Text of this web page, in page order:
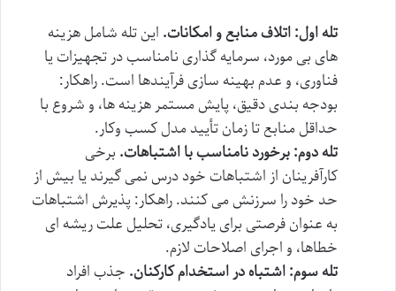
تله اول: اتلاف منابع و امکانات. این تله شامل هزینه
های بی مورد، سرمایه گذاری نامناسب در تجهیزات یا
فناوری، و عدم بهینه سازی فرآیندها است. راهکار:
بودجه بندی دقیق، پایش مستمر هزینه ها، و شروع با
حداقل منابع تا زمان تأیید مدل کسب وکار.
تله دوم: برخورد نامناسب با اشتباهات. برخی
کارآفرینان از اشتباهات خود درس نمی گیرند یا بیش از
حد خود را سرزنش می کنند. راهکار: پذیرش اشتباهات
به عنوان فرصتی برای یادگیری، تحلیل علت ریشه ای
خطاها، و اجرای اصلاحات لازم.
تله سوم: اشتباه در استخدام کارکنان. جذب افراد